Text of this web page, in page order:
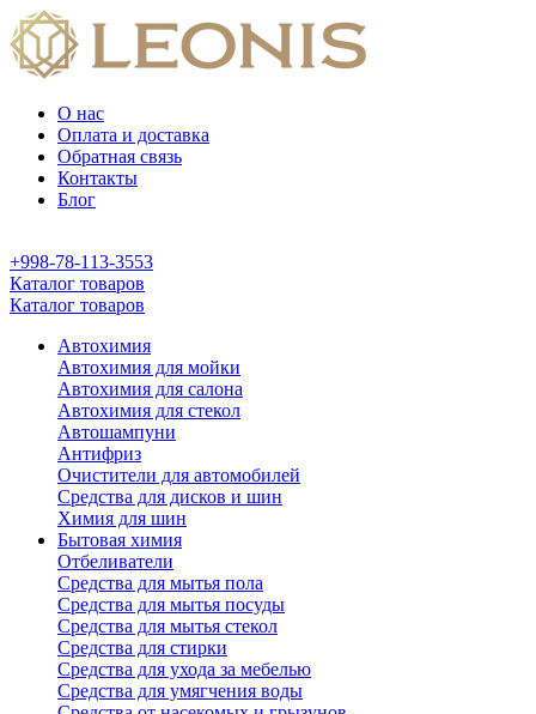
О нас
Оплата и доставка
Обратная связь
Контакты
Блог
+998-78-113-3553
Каталог товаров
Каталог товаров
Автохимия
Автохимия для мойки
Автохимия для салона
Автохимия для стекол
Автошампуни
Антифриз
Очистители для автомобилей
Средства для дисков и шин
Химия для шин
Бытовая химия
Отбеливатели
Средства для мытья пола
Средства для мытья посуды
Средства для мытья стекол
Средства для стирки
Средства для ухода за мебелью
Средства для умягчения воды